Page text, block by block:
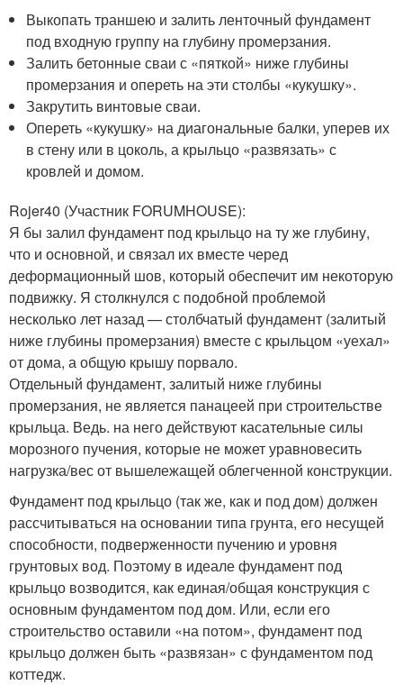
Выкопать траншею и залить ленточный фундамент
под входную группу на глубину промерзания.
Залить бетонные сваи с «пяткой» ниже глубины
промерзания и опереть на эти столбы «кукушку».
Закрутить винтовые сваи.
Опереть «кукушку» на диагональные балки, уперев их
в стену или в цоколь, а крыльцо «развязать» с
кровлей и домом.
Rojer40 (Участник FORUMHOUSE):
Я бы залил фундамент под крыльцо на ту же глубину,
что и основной, и связал их вместе черед
деформационный шов, который обеспечит им некоторую
подвижку. Я столкнулся с подобной проблемой
несколько лет назад — столбчатый фундамент (залитый
ниже глубины промерзания) вместе с крыльцом «уехал»
от дома, а общую крышу порвало.
Отдельный фундамент, залитый ниже глубины
промерзания, не является панацеей при строительстве
крыльца. Ведь. на него действуют касательные силы
морозного пучения, которые не может уравновесить
нагрузка/вес от вышележащей облегченной конструкции.
Фундамент под крыльцо (так же, как и под дом) должен
рассчитываться на основании типа грунта, его несущей
способности, подверженности пучению и уровня
грунтовых вод. Поэтому в идеале фундамент под
крыльцо возводится, как единая/общая конструкция с
основным фундаментом под дом. Или, если его
строительство оставили «на потом», фундамент под
крыльцо должен быть «развязан» с фундаментом под
коттедж.